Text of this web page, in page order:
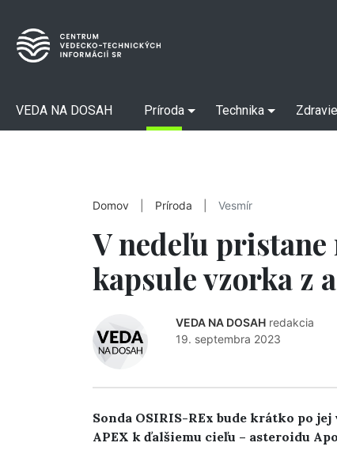
VEDA NA DOSAH Príroda Technika Zdravie
Domov Príroda Vesmír
V nedeľu pristane
kapsule vzorka z
VEDA NA DOSAH redakcia
19. septembra 2023
Sonda OSIRIS-REx bude krátko po
APEX k ďalšiemu cieľu – asteroidu